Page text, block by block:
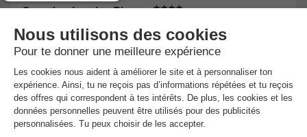
Camping Landes Bleues★★★★
Aureilhan ]0, 1[ (8,5 m de Mimizan) | [1, Inf[ (8,5 km de
Mimizan)-Voir sur la carte
Avis TripAdvisor
221 avis
Avis clients
8.5/10
Wifi payant Piscine intérieure chauffée
+ 2